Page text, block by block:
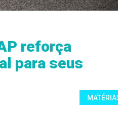
reforça
para seus